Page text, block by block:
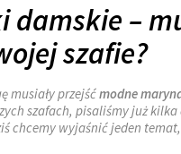
damskie –
szafie?
musiały przejśćmodne
szafach, pisaliśmy już
chcemy wyjaśnić jeden